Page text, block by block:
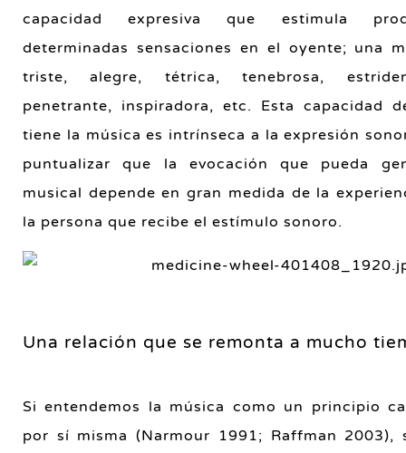
capacidad expresiva que estimula
determinadas sensaciones en el oyente; una
triste, alegre, tétrica, tenebrosa,
penetrante, inspiradora, etc. Esta capacidad
tiene la música es intrínseca a la expresión
puntualizar que la evocación que pueda
musical depende en gran medida de la
la persona que recibe el estímulo sonoro.
Una relación que se remonta a mucho
Si entendemos la música como un principio
por sí misma (Narmour 1991; Raffman 2003),